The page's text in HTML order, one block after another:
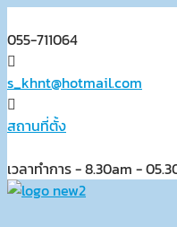
to
content
055-711064
s_khnt@hotmail.com
สถานที่ตั้ง
เวลาทำการ - 8.30am -